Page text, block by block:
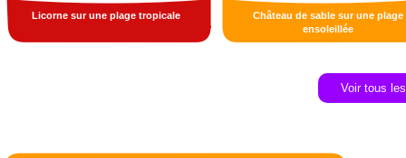
Licorne sur une plage tropicale
Château de sable sur une plage
ensoleillée
Voir tous